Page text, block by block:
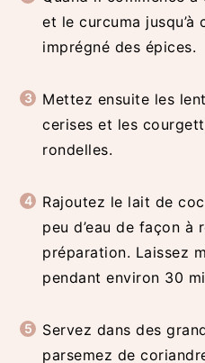
et le curcuma jusqu’à
imprégné des épices.
Mettez ensuite les
cerises et les
rondelles.
Rajoutez le lait de
peu d’eau de façon à
préparation. Laissez
pendant environ 30
Servez dans des
parsemez de